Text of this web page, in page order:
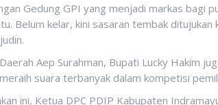
Gedung GPI yang menjadi markas bagi
Belum kelar, kini sasaran tembak
Aep Surahman, Bupati Lucky Hakim
suara terbanyak dalam kompetisi
ini, Ketua DPC PDIP Kabupaten